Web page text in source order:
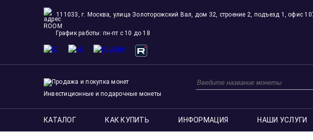
111033, г. Москва, улица Золоторожский Вал, дом 32, строение 2, подъезд 1, офис
ROOM
График работы: пн-пт с 10 до 18
Инвестиционные и подарочные монеты
КАТАЛОГ КАК КУПИТЬ ИНФОРМАЦИЯ НАШИ УСЛУГИ